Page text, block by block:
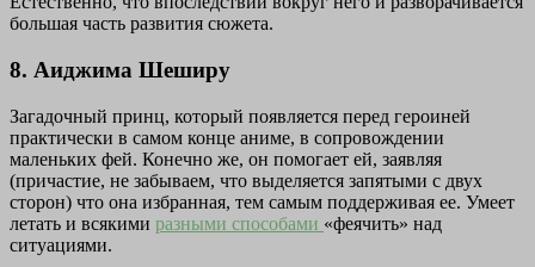
большая часть развития сюжета.
8. Аиджима Шеширу
Загадочный принц, который появляется перед героиней
практически в самом конце аниме, в сопровождении
маленьких фей. Конечно же, он помогает ей, заявляя
(причастие, не забываем, что выделяется запятыми с двух
сторон) что она избранная, тем самым поддерживая ее. Умеет
летать и всякими разными способами «феячить» над
ситуациями.